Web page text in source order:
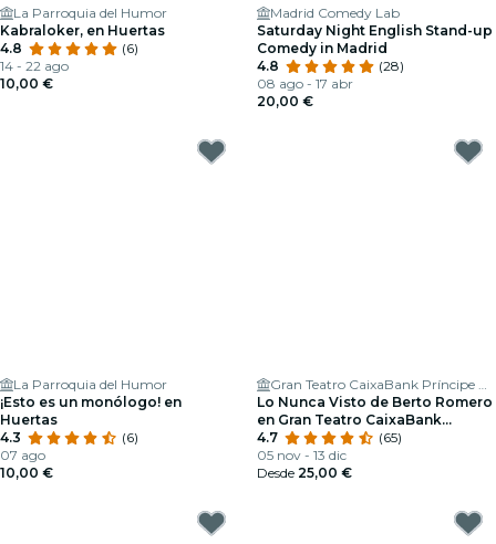
La Parroquia del Humor
Kabraloker, en Huertas
4.8
(6)
14 - 22 ago
10,00 €
Madrid Comedy Lab
Saturday Night English Stand-up
Comedy in Madrid
4.8
(28)
08 ago - 17 abr
20,00 €
La Parroquia del Humor
¡Esto es un monólogo! en
Huertas
4.3
(6)
07 ago
10,00 €
Gran Teatro CaixaBank Príncipe Pío
Lo Nunca Visto de Berto Romero
en Gran Teatro CaixaBank
Príncipe Pío
4.7
(65)
05 nov - 13 dic
Desde 25,00 €